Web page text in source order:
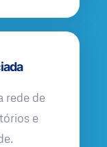
rede de
e